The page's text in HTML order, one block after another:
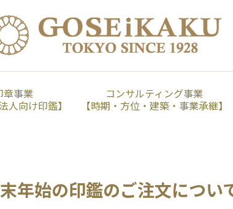
章事業
人向け印鑑】
コンサルティング事業
【時期・方位・建築・事業承継】
年始の印鑑のご注文につい